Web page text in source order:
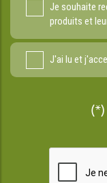
Je souhaite
produits et
J'ai lu et